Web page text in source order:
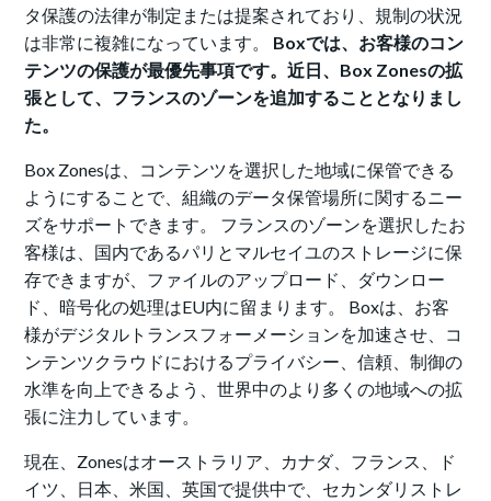
タ保護の法律が制定または提案されており、規制の状況
は非常に複雑になっています。 Boxでは、お客様のコン
テンツの保護が最優先事項です。近日、Box Zonesの拡
張として、フランスのゾーンを追加することとなりまし
た。
Box Zonesは、コンテンツを選択した地域に保管できる
ようにすることで、組織のデータ保管場所に関するニー
ズをサポートできます。 フランスのゾーンを選択したお
客様は、国内であるパリとマルセイユのストレージに保
存できますが、ファイルのアップロード、ダウンロー
ド、暗号化の処理はEU内に留まります。 Boxは、お客
様がデジタルトランスフォーメーションを加速させ、コ
ンテンツクラウドにおけるプライバシー、信頼、制御の
水準を向上できるよう、世界中のより多くの地域への拡
張に注力しています。
現在、Zonesはオーストラリア、カナダ、フランス、ド
イツ、日本、米国、英国で提供中で、セカンダリストレ